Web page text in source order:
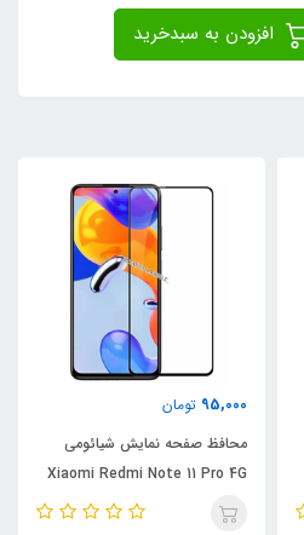
95,000 تومان
محافظ صفحه نمایش شیائومی
Xiaomi Redmi Note 11 Pro 4G